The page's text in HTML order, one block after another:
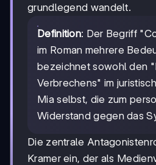
grundlegend wandelt.
Definition: Der Begriff
im Roman mehrere
bezeichnet sowohl den
Verbrechens" im
Mia selbst, die zum
Widerstand gegen das
Die zentrale
Kramer ein, der als